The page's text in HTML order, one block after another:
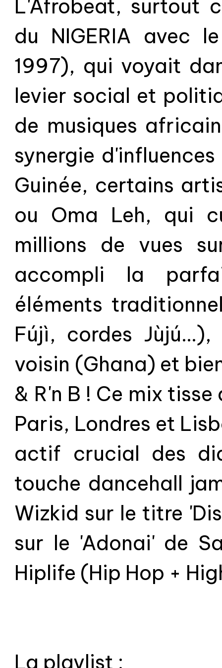
d'authentiques
L'Afrobeat, surtout
du NIGERIA avec
1997), qui voyait
levier social et
de musiques
synergie
Guinée, certains
ou Oma Leh, qui
millions de vues
accompli la
éléments
Fújì, cordes
voisin (Ghana) et
& R'n B ! Ce mix
Paris, Londres et
actif crucial des
touche dancehall
Wizkid sur le titre
sur le 'Adonai' de
Hiplife (Hip Hop +
La playlist :